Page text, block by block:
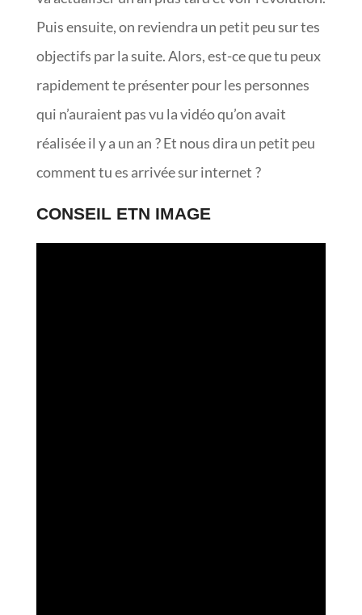
Puis ensuite, on reviendra un petit peu sur tes
objectifs par la suite. Alors, est-ce que tu peux
rapidement te présenter pour les personnes
qui n’auraient pas vu la vidéo qu’on avait
réalisée il y a un an ? Et nous dira un petit peu
comment tu es arrivée sur internet ?
CONSEIL ETN IMAGE